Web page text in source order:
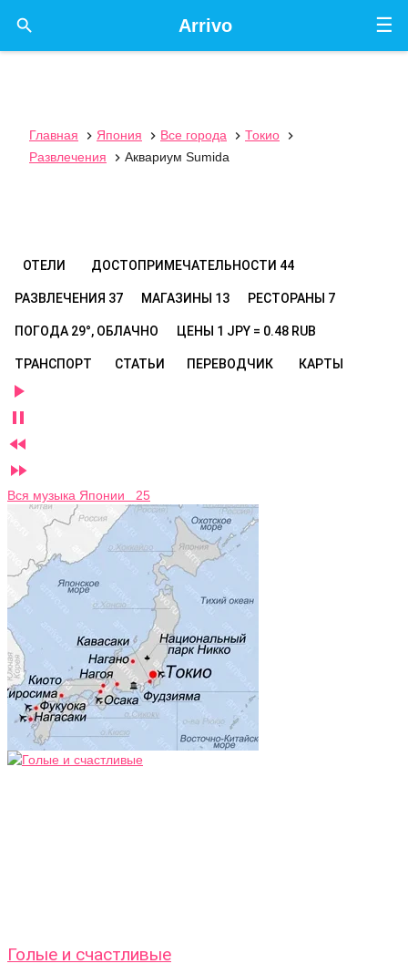
☰
Arrivo

Главная  Япония  Все города  Токио

Развлечения
 Аквариум Sumida
ОТЕЛИ ДОСТОПРИМЕЧАТЕЛЬНОСТИ 44
РАЗВЛЕЧЕНИЯ 37 МАГАЗИНЫ 13 РЕСТОРАНЫ 7
ПОГОДА 29°, ОБЛАЧНО ЦЕНЫ 1 JPY = 0.48 RUB
ТРАНСПОРТ СТАТЬИ ПЕРЕВОДЧИК КАРТЫ




Вся музыка Японии 25
Голые и счастливые